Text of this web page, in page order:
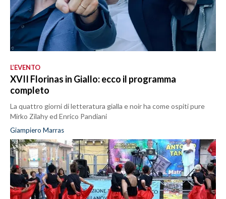
L’EVENTO
XVII Florinas in Giallo: ecco il programma
completo
La quattro giorni di letteratura gialla e noir ha come ospiti pure
Mirko Zilahy ed Enrico Pandiani
Giampiero Marras